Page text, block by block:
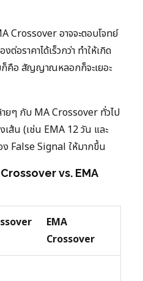
Crossover อาจจะตอบโจทย์
ต่อราคาได้เร็วกว่า ทำให้เกิด
คือ สัญญาณหลอกก็จะเยอะ
ยๆ กับ MA Crossover ทั่วไป
ส้น (เช่น EMA 12 วัน และ
ง False Signal ให้มากขึ้น
vs. EMA
EMA
Crossover